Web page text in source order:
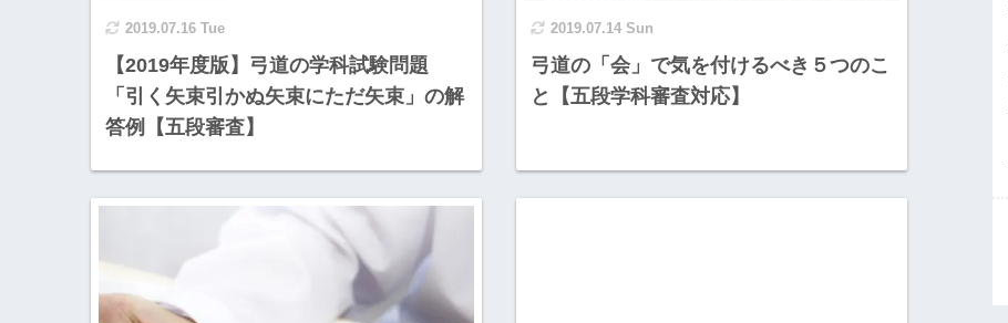
2019.07.16 Tue
【2019年度版】弓道の学科試験問題
「引く矢束引かぬ矢束にただ矢束」の解
答例【五段審査】
2019.07.14 Sun
弓道の「会」で気を付けるべき５つのこ
と【五段学科審査対応】